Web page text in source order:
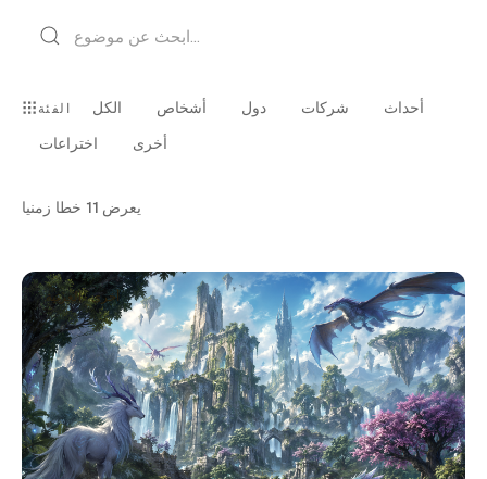
الفئة الكل أشخاص دول شركات
أحداث
اختراعات
أخرى
يعرض 11 خطا زمنيا
أخرى · العربية